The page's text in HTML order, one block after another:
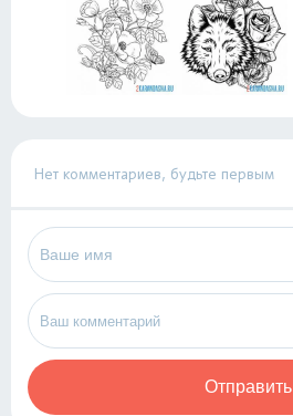
Нет комментариев, будьте первым
Отправить